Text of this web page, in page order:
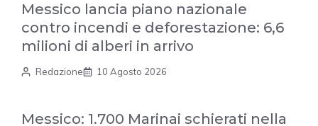
Messico lancia piano nazionale
contro incendi e deforestazione: 6,6
milioni di alberi in arrivo
Redazione 10 Agosto 2026
Messico: 1.700 Marinai schierati nella